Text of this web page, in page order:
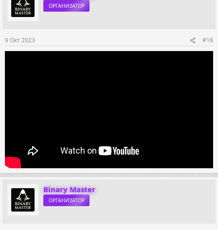
ОРГАНИЗАТОР
9 Окт 2023 #18
Binary Master
ОРГАНИЗАТОР